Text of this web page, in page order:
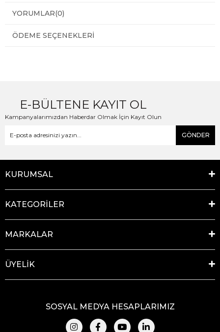
YORUMLAR(0)
ÖDEME SEÇENEKLERI
E-BÜLTENE KAYIT OL
Kampanyalarımızdan Haberdar Olmak İçin Kayıt Olun
GÖNDER
KURUMSAL
KATEGORİLER
MARKALAR
ÜYELİK
SOSYAL MEDYA HESAPLARIMIZ